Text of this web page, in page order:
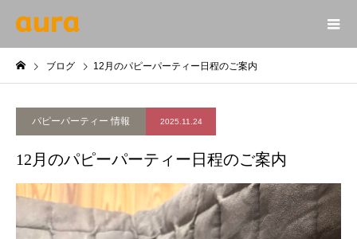
ブログ 12月のパピーパーティー日程のご案内
パピーパーティー 情報 2025.11.24
12月のパピーパーティー日程のご案内